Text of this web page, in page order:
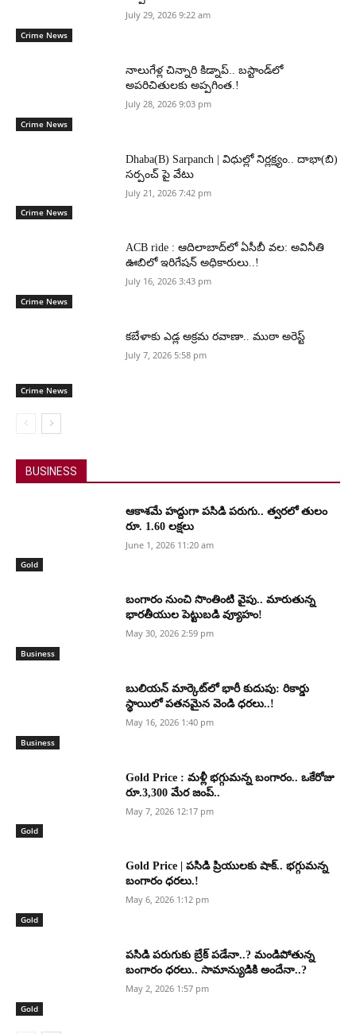
Crime News
July 29, 2026 9:22 am
Crime News
నాలుగేళ్ల చిన్నారి కిడ్నాప్.. బస్టాండ్‌లో
అపరిచితులకు అప్పగింత.!
July 28, 2026 9:03 pm
Crime News
Dhaba(B) Sarpanch | విధుల్లో నిర్లక్ష్యం.. దాభా(బి)
సర్పంచ్ పై వేటు
July 21, 2026 7:42 pm
Crime News
ACB ride : ఆదిలాబాద్‌లో ఏసీబీ వల: అవినీతి
ఊబిలో ఇరిగేషన్ అధికారులు..!
July 16, 2026 3:43 pm
Crime News
కబేళాకు ఎడ్ల అక్రమ రవాణా.. ముఠా అరెస్ట్
July 7, 2026 5:58 pm
BUSINESS
Gold
ఆకాశమే హద్దుగా పసిడి పరుగు.. త్వరలో తులం
రూ. 1.60 లక్షలు
June 1, 2026 11:20 am
Business
బంగారం నుంచి సొంతింటి వైపు.. మారుతున్న
భారతీయుల పెట్టుబడి వ్యూహం!
May 30, 2026 2:59 pm
Business
బులియన్ మార్కెట్‌లో భారీ కుదుపు: రికార్డు
స్థాయిలో పతనమైన వెండి ధరలు..!
May 16, 2026 1:40 pm
Gold
Gold Price : మళ్లీ భగ్గుమన్న బంగారం.. ఒకేరోజు
రూ.3,300 మేర జంప్..
May 7, 2026 12:17 pm
Gold
Gold Price | పసిడి ప్రియులకు షాక్.. భగ్గుమన్న
బంగారం ధరలు.!
May 6, 2026 1:12 pm
Gold
పసిడి పరుగుకు బ్రేక్ పడేనా..? మండిపోతున్న
బంగారం ధరలు.. సామాన్యుడికి అందేనా..?
May 2, 2026 1:57 pm